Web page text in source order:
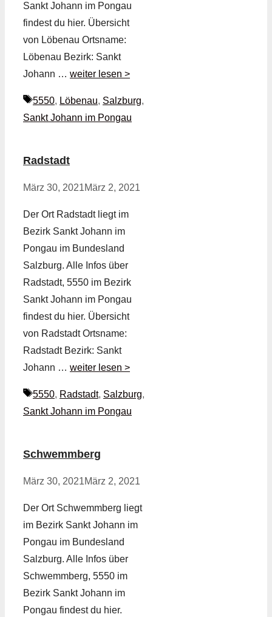
Sankt Johann im Pongau
findest du hier. Übersicht
von Löbenau Ortsname:
Löbenau Bezirk: Sankt
Johann … weiter lesen >
Schlagwörter
5550, Löbenau, Salzburg,
Sankt Johann im Pongau
Radstadt
März 30, 2021März 2, 2021
Der Ort Radstadt liegt im
Bezirk Sankt Johann im
Pongau im Bundesland
Salzburg. Alle Infos über
Radstadt, 5550 im Bezirk
Sankt Johann im Pongau
findest du hier. Übersicht
von Radstadt Ortsname:
Radstadt Bezirk: Sankt
Johann … weiter lesen >
Schlagwörter
5550, Radstadt, Salzburg,
Sankt Johann im Pongau
Schwemmberg
März 30, 2021März 2, 2021
Der Ort Schwemmberg liegt
im Bezirk Sankt Johann im
Pongau im Bundesland
Salzburg. Alle Infos über
Schwemmberg, 5550 im
Bezirk Sankt Johann im
Pongau findest du hier.